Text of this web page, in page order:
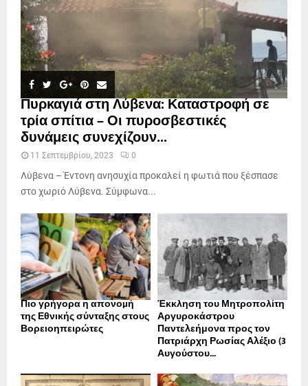
Πυρκαγιά στη Λύβενα: Καταστροφή σε
τρία σπίτια – Οι πυροσβεστικές
δυνάμεις συνεχίζουν...
11 Σεπτεμβρίου, 2023 0
Λύβενα – Έντονη ανησυχία προκαλεί η φωτιά που ξέσπασε
στο χωριό Λύβενα. Σύμφωνα...
Πιο γρήγορα η απονοµή
της Εθνικής σύνταξης στους
Βορειοηπειρώτες
Έκκληση του Μητροπολίτη
Αργυροκάστρου
Παντελεήμονα προς τον
Πατριάρχη Ρωσίας Αλέξιο (3
Αυγούστου...